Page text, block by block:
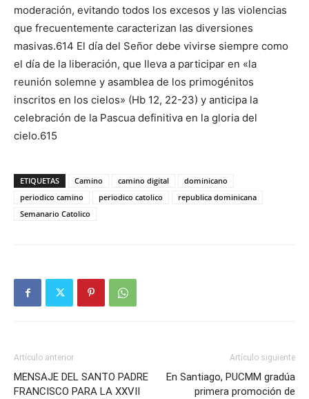
moderación, evitando todos los excesos y las violencias
que frecuentemente caracterizan las diversiones
masivas.614 El día del Señor debe vivirse siempre como
el día de la liberación, que lleva a participar en «la
reunión so­lemne y asamblea de los primogénitos
inscritos en los cielos» (Hb 12, 22-23) y anti­cipa la
celebración de la Pas­cua definitiva en la gloria del
cielo.615
ETIQUETAS Camino camino digital
dominicano
periodico camino
periodico catolico
republica dominicana
Semanario Catolico
Artículo anterior
MENSAJE DEL SANTO PADRE
FRANCISCO PARA LA XXVII
Artículo siguiente
En Santiago, PUCMM gradúa
primera promoción de